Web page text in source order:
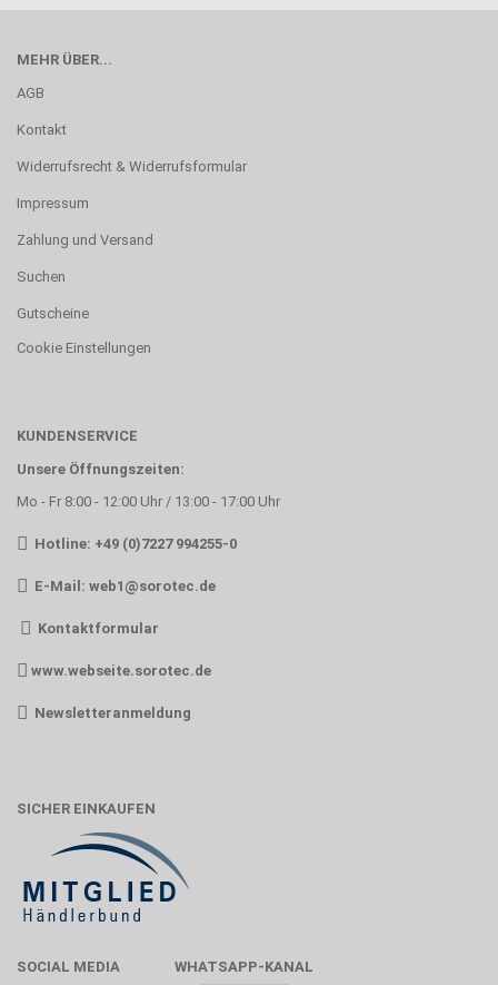
MEHR ÜBER...
AGB
Kontakt
Widerrufsrecht & Widerrufsformular
Impressum
Zahlung und Versand
Suchen
Gutscheine
Cookie Einstellungen
KUNDENSERVICE
Unsere Öffnungszeiten:
Mo - Fr 8:00 - 12:00 Uhr / 13:00 - 17:00 Uhr
Hotline: +49 (0)7227 994255-0
E-Mail: web1@sorotec.de
Kontaktformular
www.webseite.sorotec.de
Newsletteranmeldung
SICHER EINKAUFEN
SOCIAL MEDIA WHATSAPP-KANAL